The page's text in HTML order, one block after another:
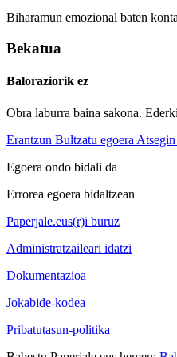
Biharamun emozional baten
Bekatua
Baloraziorik ez
Obra laburra baina sakona.
Erantzun Bultzatu egoera Atsegin
Egoera ondo bidali da
Errorea egoera bidaltzean
Paperjale.eus(r)i buruz
Administratzaileari idatzi
Dokumentazioa
Jokabide-kodea
Pribatutasun-politika